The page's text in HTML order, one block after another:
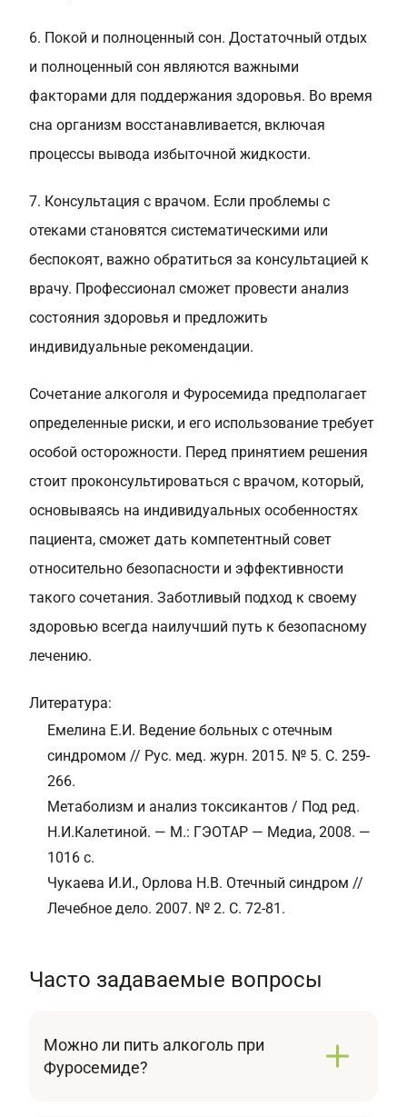
6. Покой и полноценный сон. Достаточный отдых
и полноценный сон являются важными
факторами для поддержания здоровья. Во время
сна организм восстанавливается, включая
процессы вывода избыточной жидкости.
7. Консультация с врачом. Если проблемы с
отеками становятся систематическими или
беспокоят, важно обратиться за консультацией к
врачу. Профессионал сможет провести анализ
состояния здоровья и предложить
индивидуальные рекомендации.
Сочетание алкоголя и Фуросемида предполагает
определенные риски, и его использование требует
особой осторожности. Перед принятием решения
стоит проконсультироваться с врачом, который,
основываясь на индивидуальных особенностях
пациента, сможет дать компетентный совет
относительно безопасности и эффективности
такого сочетания. Заботливый подход к своему
здоровью всегда наилучший путь к безопасному
лечению.
Литература:
Емелина Е.И. Ведение больных с отечным
синдромом // Рус. мед. журн. 2015. № 5. C. 259-
266.
Метаболизм и анализ токсикантов / Под ред.
Н.И.Калетиной. — М.: ГЭОТАР — Медиа, 2008. —
1016 с.
Чукаева И.И., Орлова Н.В. Отечный синдром //
Лечебное дело. 2007. № 2. C. 72-81.
Часто задаваемые вопросы
Можно ли пить алкоголь при
Фуросемиде?